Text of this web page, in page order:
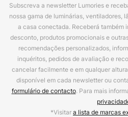
Subscreva a newsletter Lumories e
nossa gama de luminárias, ventiladores,
a casa conectada. Receberá também
desconto, produtos promocionais e
recomendações personalizados,
inquéritos, pedidos de avaliação e
cancelar facilmente e em qualquer
disponível em cada newsletter ou
formulário de contacto. Para mais
*Visitara lista de marcas